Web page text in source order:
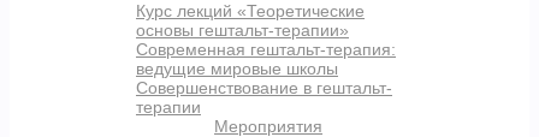
Курс лекций «Теоретические
основы гештальт-терапии»
Современная гештальт-терапия:
ведущие мировые школы
Совершенствование в гештальт-
терапии
Мероприятия